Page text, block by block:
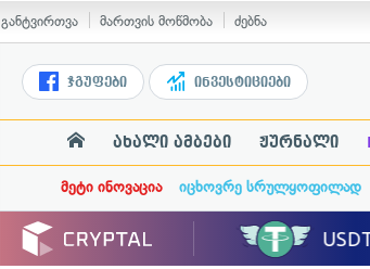
განტვირთვა მართვის მოწმობა ძებნა
ჯგუფები ინვესტიციები
ახალი ამბები ჟურნალი
მეტი ინოვაცია იცხოვრე სრულყოფილად